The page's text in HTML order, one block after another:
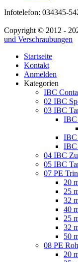
Infotelefon: 034345-
Copyright © 2012 -
und Verschraubungen
Startseite
Kontakt
Anmelden
Kategorien
IBC
02 IBC
03 IBC
IBC
IBC
IBC
04 IBC
05 IBC
07 PE
20
25
32
40
25
32
50
08 PE
20